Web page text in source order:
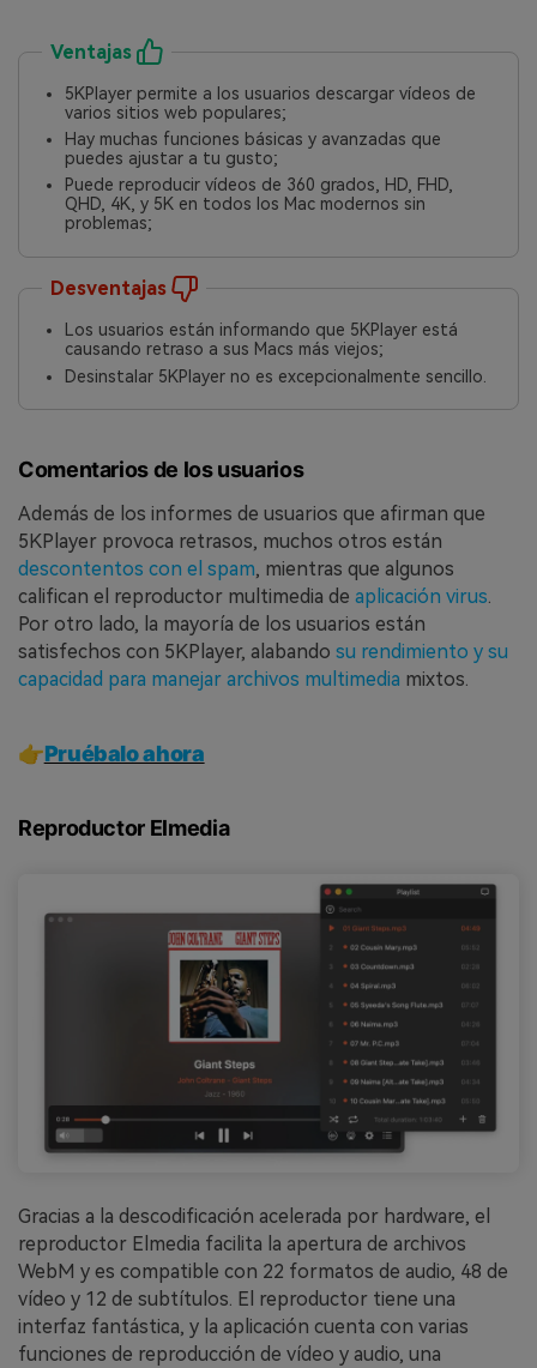
Ventajas
5KPlayer permite a los usuarios descargar vídeos de
varios sitios web populares;
Hay muchas funciones básicas y avanzadas que
puedes ajustar a tu gusto;
Puede reproducir vídeos de 360 grados, HD, FHD,
QHD, 4K, y 5K en todos los Mac modernos sin
problemas;
Desventajas
Los usuarios están informando que 5KPlayer está
causando retraso a sus Macs más viejos;
Desinstalar 5KPlayer no es excepcionalmente sencillo.
Comentarios de los usuarios
Además de los informes de usuarios que afirman que
5KPlayer provoca retrasos, muchos otros están
descontentos con el spam, mientras que algunos
califican el reproductor multimedia de aplicación virus.
Por otro lado, la mayoría de los usuarios están
satisfechos con 5KPlayer, alabando su rendimiento y su
capacidad para manejar archivos multimedia mixtos.
👉Pruébalo ahora
Reproductor Elmedia
Gracias a la descodificación acelerada por hardware, el
reproductor Elmedia facilita la apertura de archivos
WebM y es compatible con 22 formatos de audio, 48 de
vídeo y 12 de subtítulos. El reproductor tiene una
interfaz fantástica, y la aplicación cuenta con varias
funciones de reproducción de vídeo y audio, una